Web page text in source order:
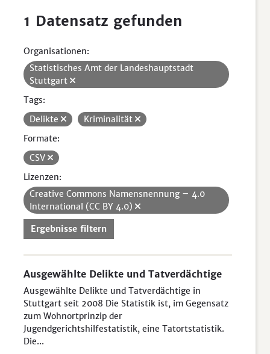
1 Datensatz gefunden
Organisationen:
Statistisches Amt der Landeshauptstadt
Stuttgart
Tags:
Delikte
Kriminalität
Formate:
CSV
Lizenzen:
Creative Commons Namensnennung – 4.0
International (CC BY 4.0)
Ergebnisse filtern
Ausgewählte Delikte und Tatverdächtige
Ausgewählte Delikte und Tatverdächtige in
Stuttgart seit 2008 Die Statistik ist, im Gegensatz
zum Wohnortprinzip der
Jugendgerichtshilfestatistik, eine Tatortstatistik.
Die...